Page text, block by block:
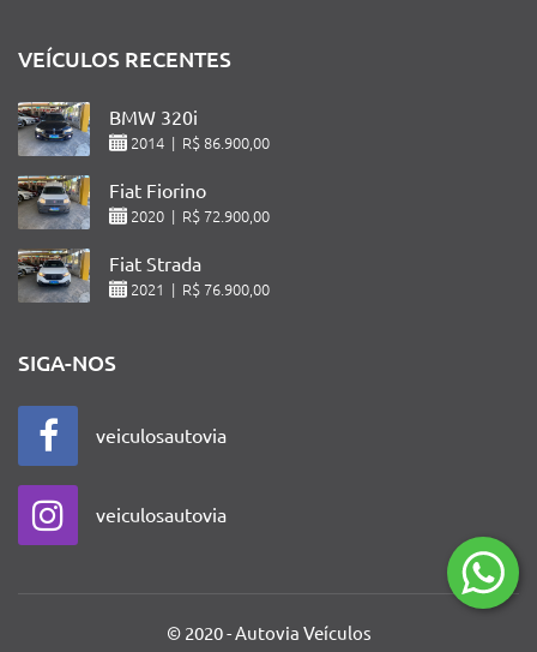
VEÍCULOS RECENTES
BMW 320i
2014 | R$ 86.900,00
Fiat Fiorino
2020 | R$ 72.900,00
Fiat Strada
2021 | R$ 76.900,00
SIGA-NOS
veiculosautovia
veiculosautovia
© 2020 - Autovia Veículos